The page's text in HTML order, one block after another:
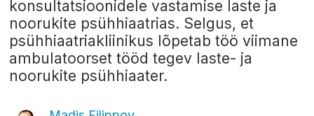
konsultatsioonidele vastamise laste ja
noorukite psühhiaatrias. Selgus, et
psühhiaatriakliinikus lõpetab töö viimane
ambulatoorset tööd tegev laste- ja
noorukite psühhiaater.